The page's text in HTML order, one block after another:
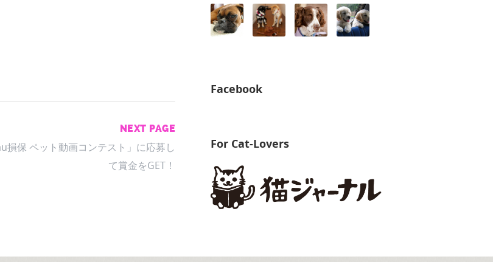
NEXT PAGE
損保 ペット動画コンテスト」に応募し
て賞金をGET！
Facebook
For Cat-Lovers